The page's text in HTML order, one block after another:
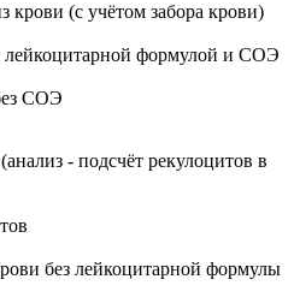
крови (с учётом забора крови)
формулой и СОЭ
СОЭ
- подсчёт рекулоцитов в
без лейкоцитарной формулы